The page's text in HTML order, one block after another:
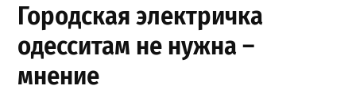
Городская электричка
одесситам не нужна –
мнение